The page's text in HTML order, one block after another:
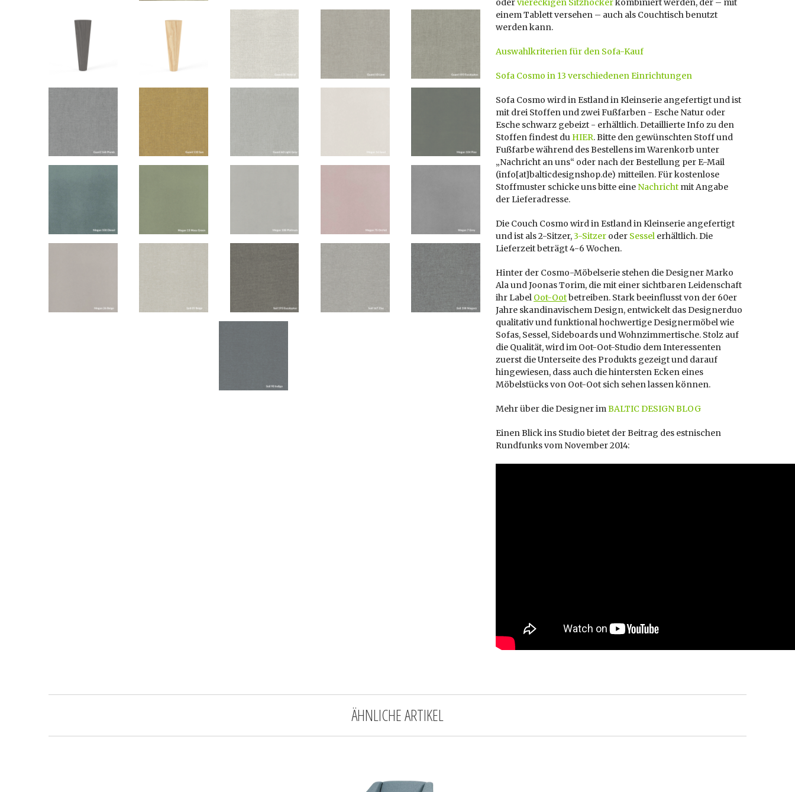
oderviereckigen Sitzhockerkombiniert werden, der – mit
einem Tablett versehen – auch als Couchtisch benutzt
werden kann.
Auswahlkriterien für den Sofa-Kauf
Sofa Cosmo in 13 verschiedenen Einrichtungen
Sofa Cosmo wird in Estland in Kleinserie angefertigt und ist
mit drei Stoffen und zwei Fußfarben - Esche Natur oder
Esche schwarz gebeizt - erhältlich. Detaillierte Info zu den
Stoffen findest du HIER. Bitte den gewünschten Stoff und
Fußfarbe während des Bestellens im Warenkorb unter
„Nachricht an uns“ oder nach der Bestellung per E-Mail
(info[at]balticdesignshop.de) mitteilen. Für kostenlose
Stoffmuster schicke uns bitte eine Nachricht mit Angabe
der Lieferadresse.
Die Couch Cosmo wird in Estland in Kleinserie angefertigt
und ist als 2-Sitzer,3-Sitzer oder Sessel erhältlich. Die
Lieferzeit beträgt 4-6 Wochen.
Hinter der Cosmo-Möbelserie stehen die Designer Marko
Ala und Joonas Torim, die mit einer sichtbaren Leidenschaft
ihr Label Oot-Ootbetreiben. Stark beeinflusst von der 60er
Jahre skandinavischem Design, entwickelt das Designerduo
qualitativ und funktional hochwertige Designermöbel wie
Sofas, Sessel, Sideboards und Wohnzimmertische. Stolz auf
die Qualität, wird im Oot-Oot-Studio dem Interessenten
zuerst die Unterseite des Produkts gezeigt und darauf
hingewiesen, dass auch die hintersten Ecken eines
Möbelstücks von Oot-Oot sich sehen lassen können.
Mehr über die Designer imBALTIC DESIGN BLOG
Einen Blick ins Studio bietet der Beitrag des estnischen
Rundfunks vom November 2014:
ÄHNLICHE ARTIKEL